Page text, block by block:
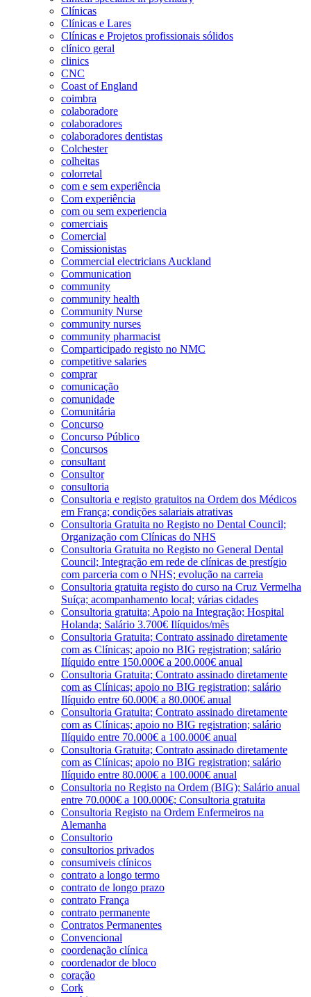
Clínicas
Clínicas e Lares
Clínicas e Projetos profissionais sólidos
clínico geral
clinics
CNC
Coast of England
coimbra
colaboradore
colaboradores
colaboradores dentistas
Colchester
colheitas
colorretal
com e sem experiência
Com experiência
com ou sem experiencia
comerciais
Comercial
Comissionistas
Commercial electricians Auckland
Communication
community
community health
Community Nurse
community nurses
community pharmacist
Comparticipado registo no NMC
competitive salaries
comprar
comunicação
comunidade
Comunitária
Concurso
Concurso Público
Concursos
consultant
Consultor
consultoria
Consultoria e registo gratuitos na Ordem dos Médicos
em França; condições salariais atrativas
Consultoria Gratuita no Registo no Dental Council;
Organização com Clínicas do NHS
Consultoria Gratuita no Registo no General Dental
Council; Integração em rede de clínicas de prestígio
com parceria com o NHS; evolução na carreia
Consultoria gratuita registo do curso na Cruz Vermelha
Suíça; acompanhamento local; várias cidades
Consultoria gratuita; Apoio na Integração; Hospital
Holanda; Salário 3.700€ Ilíquidos/mês
Consultoria Gratuita; Contrato assinado diretamente
com as Clínicas; apoio no BIG registration; salário
Ilíquido entre 150.000€ a 200.000€ anual
Consultoria Gratuita; Contrato assinado diretamente
com as Clínicas; apoio no BIG registration; salário
Ilíquido entre 60.000€ a 80.000€ anual
Consultoria Gratuita; Contrato assinado diretamente
com as Clínicas; apoio no BIG registration; salário
Ilíquido entre 70.000€ a 100.000€ anual
Consultoria Gratuita; Contrato assinado diretamente
com as Clínicas; apoio no BIG registration; salário
Ilíquido entre 80.000€ a 100.000€ anual
Consultoria no Registo na Ordem (BIG); Salário anual
entre 70.000€ a 100.000€; Consultoria gratuita
Consultoria Registo na Ordem Enfermeiros na
Alemanha
Consultorio
consultorios privados
consumiveis clínicos
contrato a longo termo
contrato de longo prazo
contrato França
contrato permanente
Contratos Permanentes
Convencional
coordenação clínica
coordenador de bloco
coração
Cork